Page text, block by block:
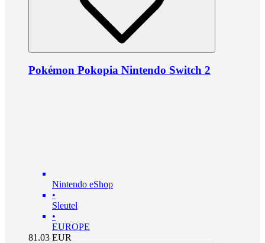
Pokémon Pokopia Nintendo Switch 2
Nintendo eShop
•
Sleutel
•
EUROPE
81.03 EUR